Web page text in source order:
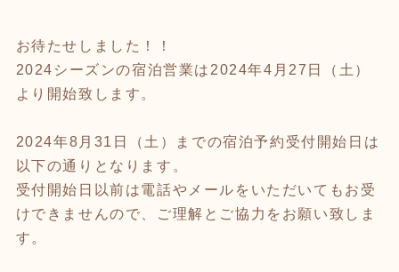
お待たせしました！！
2024シーズンの宿泊営業は2024年4月27日（土）
より開始致します。
2024年8月31日（土）までの宿泊予約受付開始日は
以下の通りとなります。
受付開始日以前は電話やメールをいただいてもお受
けできませんので、ご理解とご協力をお願い致しま
す。